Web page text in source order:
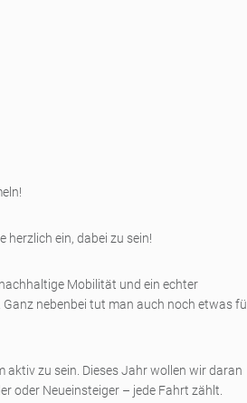
herzlich ein, dabei zu sein!
Mobilität und ein echter
nebenbei tut man auch noch etwas
aktiv zu sein. Dieses Jahr wollen wir daran
oder Neueinsteiger – jede Fahrt zählt.